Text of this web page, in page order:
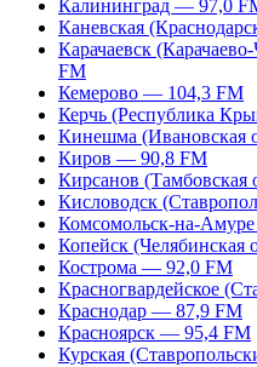
Калининград — 97,0
Каневская
Карачаевск
FM
Кемерово — 104,3 FM
Керчь (Республика
Кинешма (Ивановская
Киров — 90,8 FM
Кирсанов
Кисловодск
Комсомольск-на-
Копейск
Кострома — 92,0 FM
Красногвардейское
Краснодар — 87,9 FM
Красноярск — 95,4 FM
Курская